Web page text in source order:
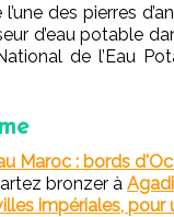
des pierres
d’eau potable
de l’Eau
Maroc : bords
bronzer à
impériales,